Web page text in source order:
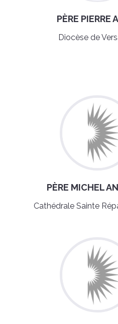
PÈRE PIERRE
Diocèse de
PÈRE MICHEL
Cathédrale Sainte